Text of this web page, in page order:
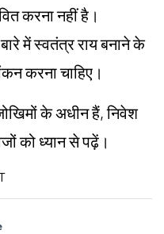
करना नहीं है।
में स्वतंत्र राय बनाने के
करना चाहिए।
के अधीन हैं, निवेश
को ध्यान से पढ़ें।